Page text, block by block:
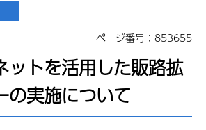
ページ番号：853655
ットを活用した販路拡
の実施について